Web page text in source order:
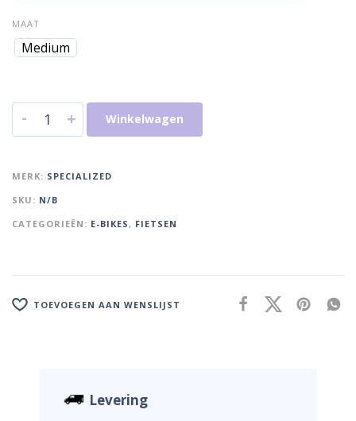
MAAT
Medium
- + Winkelwagen
MERK: SPECIALIZED
SKU: N/B
CATEGORIEËN: E-BIKES , FIETSEN
TOEVOEGEN AAN WENSLIJST
Levering